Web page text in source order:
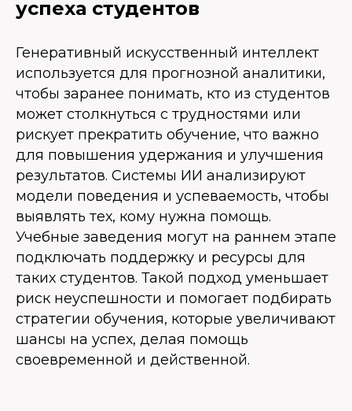
успеха студентов
Генеративный искусственный интеллект
используется для прогнозной аналитики,
чтобы заранее понимать, кто из студентов
может столкнуться с трудностями или
рискует прекратить обучение, что важно
для повышения удержания и улучшения
результатов. Системы ИИ анализируют
модели поведения и успеваемость, чтобы
выявлять тех, кому нужна помощь.
Учебные заведения могут на раннем этапе
подключать поддержку и ресурсы для
таких студентов. Такой подход уменьшает
риск неуспешности и помогает подбирать
стратегии обучения, которые увеличивают
шансы на успех, делая помощь
своевременной и действенной.